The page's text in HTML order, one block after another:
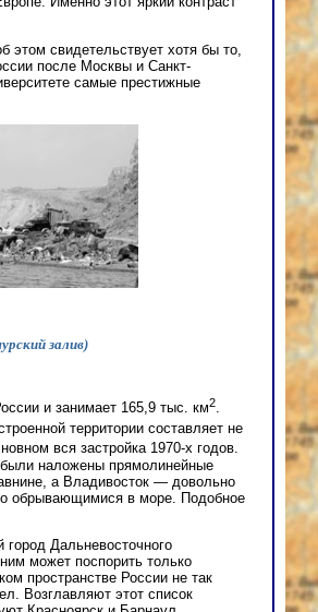
свидетельствует хотя бы то,
после Москвы и Санкт-
самые престижные
залив)
и занимает 165,9 тыс. км2.
территории составляет не
вся застройка 1970-х годов.
были наложены прямолинейные
а Владивосток — довольно
обрывающимися в море. Подобное
Дальневосточного
может поспорить только
пространстве России не так
Возглавляют этот список